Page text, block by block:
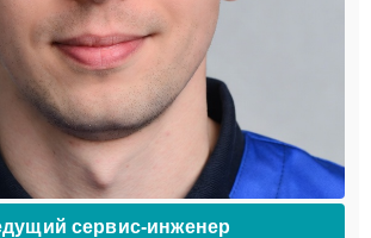
сервис-инженер